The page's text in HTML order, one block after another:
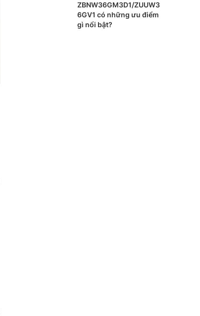
ZBNW36GM3D1/ZUUW3
6GV1 có những ưu điểm
gì nổi bật?